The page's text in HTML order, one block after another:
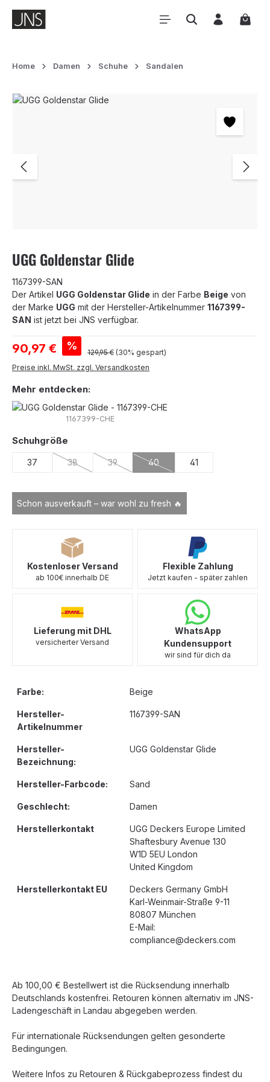
Zum Hauptinhalt springen
Home Damen Schuhe Sandalen
Bildergalerie überspringen
UGG Goldenstar Glide
1167399-SAN
Der Artikel UGG Goldenstar Glide in der Farbe Beige von
der Marke UGG mit der Hersteller-Artikelnummer 1167399-
SAN ist jetzt bei JNS verfügbar.
Verkaufspreis:
90,97 € % Regulärer Preis:
129,95 € (30% gespart)
Preise inkl. MwSt. zzgl. Versandkosten
Schon ausverkauft – war wohl zu fresh 🔥
Mehr entdecken:
1167399-CHE
Schuhgröße
37 38
(Diese Option ist zurzeit nicht verfügbar.)
39
(Diese Option ist zurzeit nicht verfügbar.)
40
(Diese Option ist zurzeit nicht
41
Kostenloser Versand
ab 100€ innerhalb DE
Flexible Zahlung
Jetzt kaufen - später zahlen
Lieferung mit DHL
versicherter Versand
WhatsApp
Kundensupport
wir sind für dich da
Farbe: Beige
Hersteller-
Artikelnummer
1167399-SAN
Hersteller-
Bezeichnung:
UGG Goldenstar Glide
Hersteller-Farbcode: Sand
Geschlecht: Damen
Herstellerkontakt
UGG Deckers Europe Limited
Shaftesbury Avenue 130
W1D 5EU London
United Kingdom
Herstellerkontakt EU
Deckers Germany GmbH
Karl-Weinmair-Straße 9-11
80807 München
E-Mail:
compliance@deckers.com
Ab 100,00 € Bestellwert ist die Rücksendung innerhalb
Deutschlands kostenfrei. Retouren können alternativ im JNS-
Ladengeschäft in Landau abgegeben werden.
Für internationale Rücksendungen gelten gesonderte
Bedingungen.
Weitere Infos zu Retouren & Rückgabeprozess findest du